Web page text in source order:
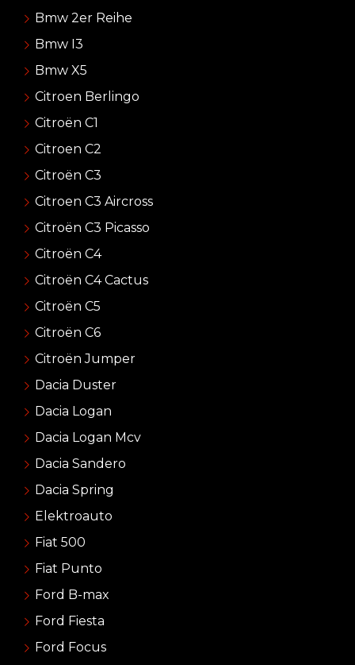
Bmw 2er Reihe
Bmw I3
Bmw X5
Citroen Berlingo
Citroën C1
Citroen C2
Citroën C3
Citroen C3 Aircross
Citroën C3 Picasso
Citroën C4
Citroën C4 Cactus
Citroën C5
Citroën C6
Citroën Jumper
Dacia Duster
Dacia Logan
Dacia Logan Mcv
Dacia Sandero
Dacia Spring
Elektroauto
Fiat 500
Fiat Punto
Ford B-max
Ford Fiesta
Ford Focus